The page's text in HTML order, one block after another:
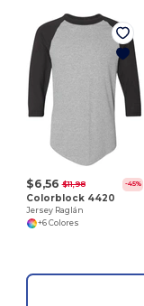
$6,56 $11,98 -45%
Colorblock 4420
Jersey Raglán
+6 Colores